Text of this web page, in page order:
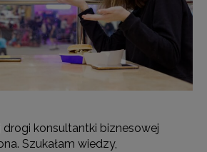
konsultantki biznesowej
Szukałam wiedzy,